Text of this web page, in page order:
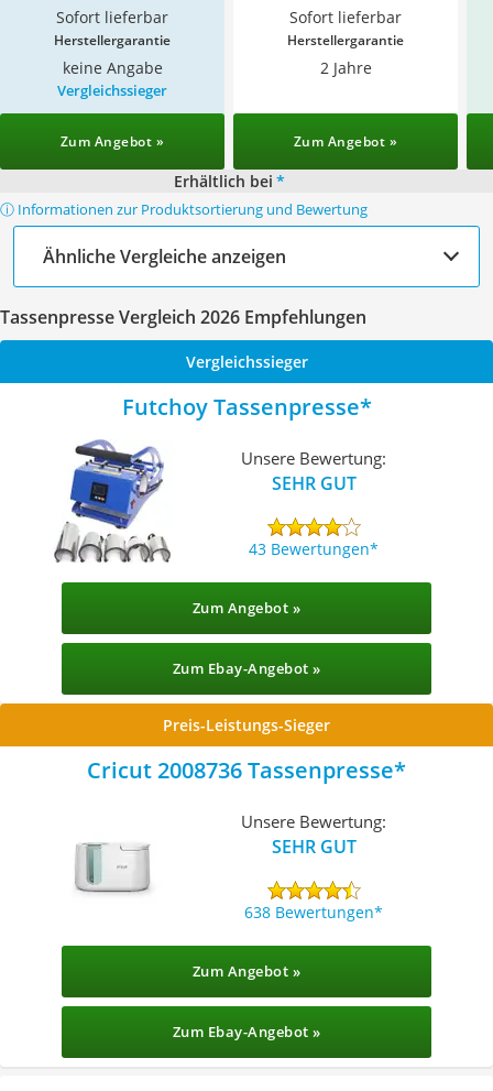
Sofort lieferbar Sofort lieferbar
Herstellergarantie
keine Angabe
Herstellergarantie
2 Jahre
Vergleichssieger
Zum Angebot » Zum Angebot »
Erhältlich bei *
ⓘ Informationen zur Produktsortierung und Bewertung
Ähnliche Vergleiche anzeigen
Tassenpresse Vergleich 2026 Empfehlungen
Vergleichssieger
Futchoy Tassenpresse
Unsere Bewertung:
SEHR GUT
43 Bewertungen
Zum Angebot »
Zum Ebay-Angebot »
Preis-Leistungs-Sieger
Cricut 2008736 Tassenpresse
Unsere Bewertung:
SEHR GUT
638 Bewertungen
Zum Angebot »
Zum Ebay-Angebot »